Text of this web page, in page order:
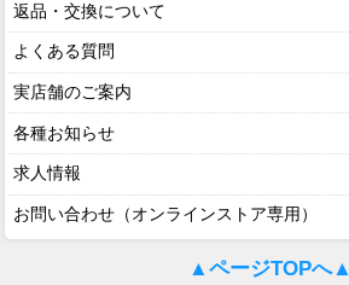
返品・交換について
よくある質問
実店舗のご案内
各種お知らせ
求人情報
お問い合わせ（オンラインストア専用）
▲ページTOPへ▲